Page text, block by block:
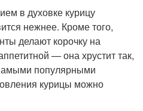
в духовке курицу
нежнее. Кроме того,
делают корочку на
— она хрустит так,
популярными
курицы можно